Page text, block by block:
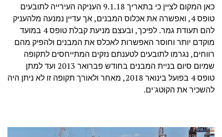
כאן המקום לציין כי בתאריך 9.1.18 העניקה העירייה לתובעים
טופס 4, ואפשרה את אכלוס המבנים, אך עדיין נמנעה מלהעניק
להם תעודת גמר. לפיכך, ובעצם מניעת קבלת טופס 4 במועד
מוקדם יותר וחוסר האפשרות לאכלס את המבנים ולהפיק מהם
רווחים, נגרמו לתובעים לטענתם נזקים המתייחסים לתקופה
שמיום סיום בניית המבנים בחודש פברואר 2013 ועד למתן
טופס 4 בפועל בינואר 2018, מאחר ולאורך תקופה זו לא ניתן היה
להשכיר את הקוטג'ים.